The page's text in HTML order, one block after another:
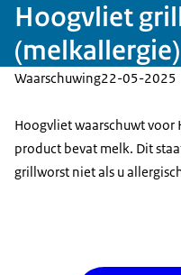
Hoogvliet
(melkallergie)
Waarschuwing22-05-2025
Hoogvliet waarschuwt voor
product bevat melk. Dit
grillworst niet als u